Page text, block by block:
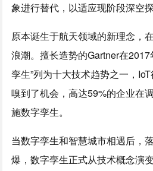
象进行替代，以适应现阶段深空探
原本诞生于航天领域的新理念，
浪潮。擅长造势的Gartner在
孪生”列为十大技术趋势之一，
嗅到了机会，高达59%的企业在
施数字孪生。
当数字孪生和智慧城市相遇后，
爆，数字孪生正式从技术概念演